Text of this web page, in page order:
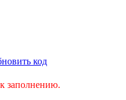
код
заполнению.